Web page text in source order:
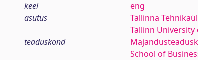
keel
eng
asutus
Tallinna
Tallinn University
teaduskond
School of